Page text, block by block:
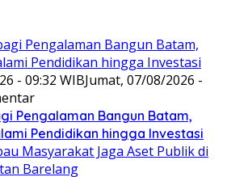
- 09:32 WIBJumat, 07/08/2026 -
Pengalaman Bangun Batam,
Pendidikan hingga Investasi